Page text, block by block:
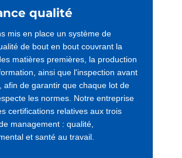
qualité
mis en place un système de
de bout en bout couvrant la
matières premières, la production
ainsi que l'inspection avant
afin de garantir que chaque lot de
les normes. Notre entreprise
certifications relatives aux trois
management : qualité,
et santé au travail.